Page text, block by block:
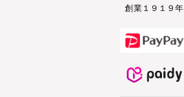
創業１９１９年